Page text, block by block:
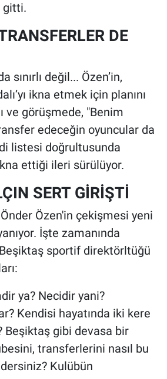
gitti.
DE
sınırlı değil... Özen’in,
ikna etmek için planını
ve görüşmede, "Benim
edeceğin oyuncular da
listesi doğrultusunda
ettiği ileri sürülüyor.
SERT GİRİŞTİ
Özen'in çekişmesi yeni
İşte zamanında
Beşiktaş sportif direktörltüğü
ya? Necidir yani?
Kendisi hayatında iki kere
Beşiktaş gibi devasa bir
transferlerini nasıl bu
Kulübün